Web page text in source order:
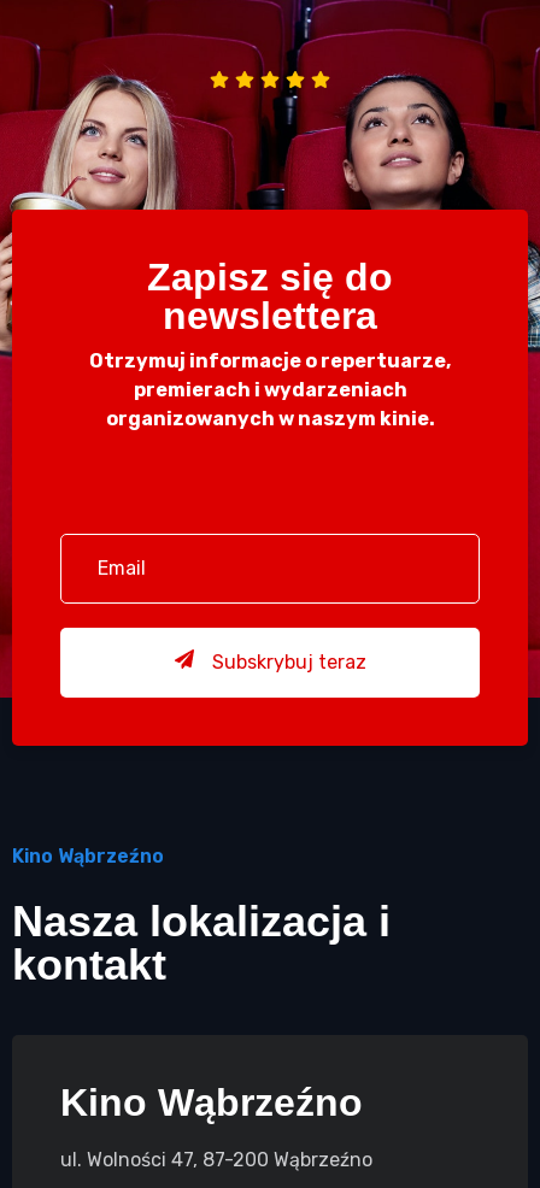
Zapisz się do
newslettera
Otrzymuj informacje o repertuarze,
premierach i wydarzeniach
organizowanych w naszym kinie.
Subskrybuj teraz
Kino Wąbrzeźno
Nasza lokalizacja i
kontakt
Kino Wąbrzeźno
ul. Wolności 47, 87-200 Wąbrzeźno